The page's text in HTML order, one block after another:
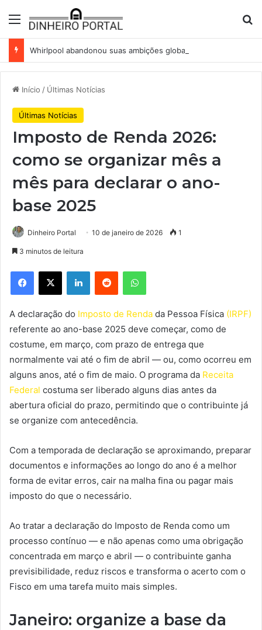
Menu
Início / Últimas Notícias
Últimas Notícias
Imposto de Renda 2026:
como se organizar mês a
mês para declarar o ano-
base 2025
Dinheiro Portal 10 de janeiro de 2026 1
3 minutos de leitura
Facebook
X LinkedinReddit WhatsApp
A declaração do Imposto de Renda da Pessoa Física (IRPF)
referente ao ano-base 2025 deve começar, como de
costume, em março, com prazo de entrega que
normalmente vai até o fim de abril — ou, como ocorreu em
alguns anos, até o fim de maio. O programa da Receita
Federal costuma ser liberado alguns dias antes da
abertura oficial do prazo, permitindo que o contribuinte já
se organize com antecedência.
Com a temporada de declaração se aproximando, preparar
documentos e informações ao longo do ano é a melhor
forma de evitar erros, cair na malha fina ou pagar mais
imposto do que o necessário.
Ao tratar a declaração do Imposto de Renda como um
processo contínuo — e não apenas como uma obrigação
concentrada em março e abril — o contribuinte ganha
previsibilidade, reduz riscos e transforma o acerto com o
Fisco em uma tarefa muito mais simples.
Janeiro: organize a base da